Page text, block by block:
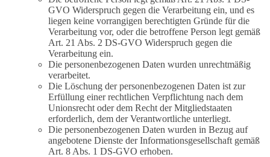
GVO Widerspruch gegen die Verarbeitung ein, und es
liegen keine vorrangigen berechtigten Gründe für die
Verarbeitung vor, oder die betroffene Person legt gemäß
Art. 21 Abs. 2 DS-GVO Widerspruch gegen die
Verarbeitung ein.
Die personenbezogenen Daten wurden unrechtmäßig
verarbeitet.
Die Löschung der personenbezogenen Daten ist zur
Erfüllung einer rechtlichen Verpflichtung nach dem
Unionsrecht oder dem Recht der Mitgliedstaaten
erforderlich, dem der Verantwortliche unterliegt.
Die personenbezogenen Daten wurden in Bezug auf
angebotene Dienste der Informationsgesellschaft gemäß
Art. 8 Abs. 1 DS-GVO erhoben.